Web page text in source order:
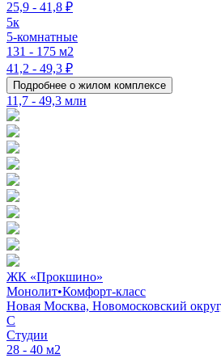
25,9 - 41,8 ₽
5к
5-комнатные
131 - 175 м2
41,2 - 49,3 ₽
Подробнее о жилом комплексе
11,7 - 49,3 млн
ЖК «Прокшино»
Монолит•Комфорт-класс
Новая Москва, Новомосковский
C
Студии
28 - 40 м2